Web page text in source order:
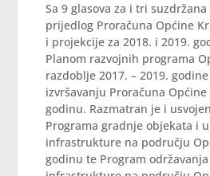
Sa 9 glasova za i tri
prijedlog Proračuna Općine
i projekcije za 2018. i 2019.
Planom razvojnih programa
razdoblje 2017. – 2019.
izvršavanju Proračuna Općine
godinu. Razmatran je i
Programa gradnje objekata i
infrastrukture na području
godinu te Program